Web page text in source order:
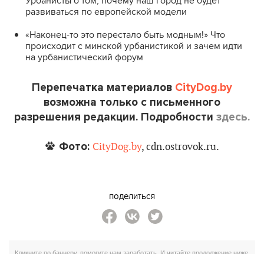
развиваться по европейской модели
«Наконец-то это перестало быть модным!» Что
происходит с минской урбанистикой и зачем идти
на урбанистический форум
Перепечатка материалов CityDog.by
возможна только с письменного
разрешения редакции. Подробности здесь.
Фото: CityDog.by, cdn.ostrovok.ru.
поделиться